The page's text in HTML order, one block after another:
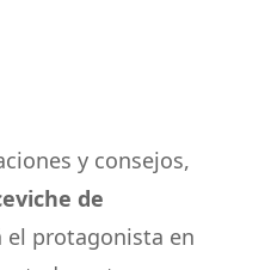
y consejos,
de
protagonista en